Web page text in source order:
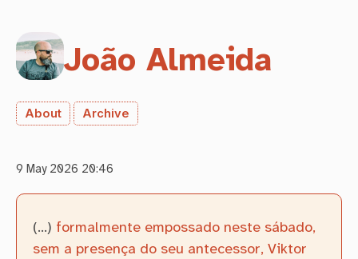
João Almeida
About Archive
9 May 2026 20:46
(…) formalmente empossado neste sábado,
sem a presença do seu antecessor, Viktor